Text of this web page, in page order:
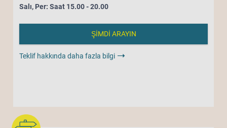
Salı, Per: Saat 15.00 - 20.00
ŞİMDİ ARAYIN
Teklif hakkında daha fazla bilgi